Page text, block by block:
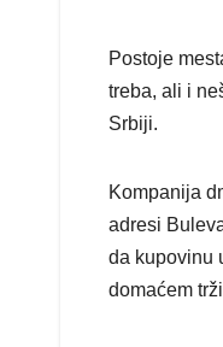
Postoje
treba, ali i
Srbiji.
Kompanija
adresi
da kupovinu
domaćem